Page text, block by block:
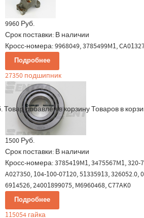
Товар добавлен в корзину Товаров в
9960 Руб.
Срок поставки: В наличии
Кросс-номера: 9968049, 3785499M1,
Подробнее
27350 подшипник
1500 Руб.
Срок поставки: В наличии
Кросс-номера: 3785419M1, 3475567M1, 320-
A027350, 104-100-07120, 51335913, 326052.0,
6914526, 24001899075, M6960468, C77AK0
Подробнее
115054 гайка